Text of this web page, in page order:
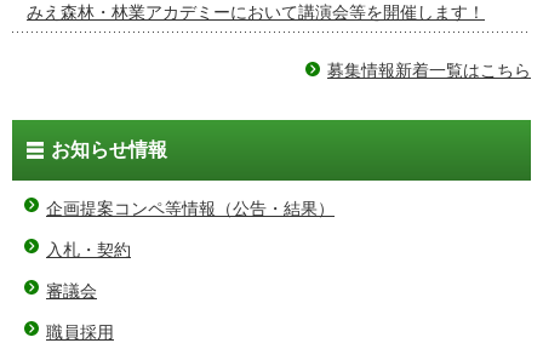
みえ森林・林業アカデミーにおいて講演会等を開催します！
募集情報新着一覧はこちら
お知らせ情報
企画提案コンペ等情報（公告・結果）
入札・契約
審議会
職員採用